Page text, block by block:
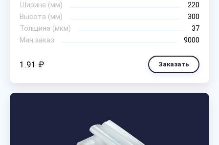
Ширина (мм)
220
Высота (мм)
300
Толщина (мкм)
37
Мин.заказ
9000
1.91 ₽ Заказать